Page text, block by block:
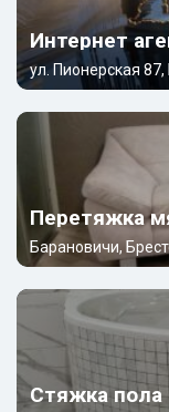
Интернет
ул. Пионерская
Перетяжка
Барановичи,
Стяжка пола